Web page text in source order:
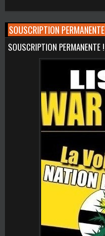
SOUSCRIPTION PERMANENTE
SOUSCRIPTION PERMANENTE !